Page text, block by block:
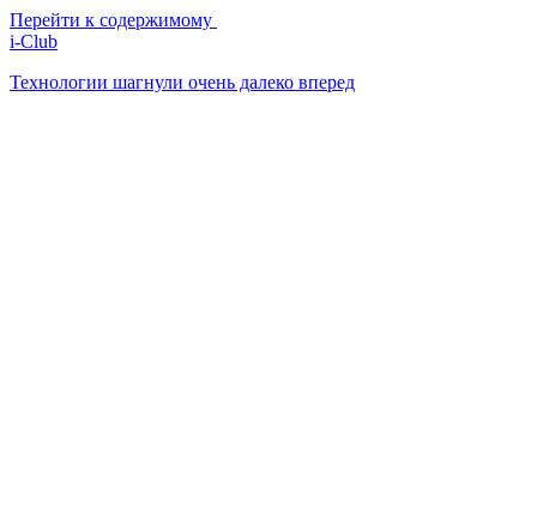
Перейти к содержимому
i-Club
Технологии шагнули очень далеко вперед